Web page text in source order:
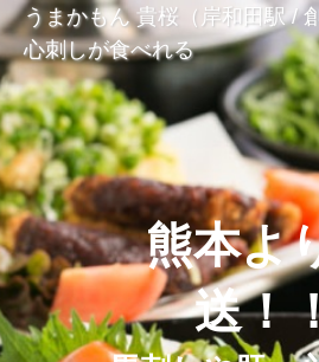
うまかもん 貴桜（岸和田駅 /
心刺しが食べれる
熊本よ
送！